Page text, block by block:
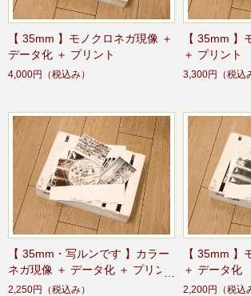
【 35mm 】モノクロネガ現像 ＋
データ化 ＋ プリント
4,000円 （税込み）
【 35mm 】
＋ プリント
3,300円 （税込
【 35mm・写ルンです 】カラー
ネガ現像 ＋ データ化 ＋ プリン
ト
2,250円 （税込み）
【 35mm 】
＋ データ化
2,200円 （税込